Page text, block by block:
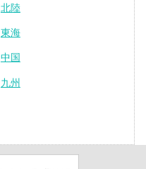
北陸
東海
中国
九州